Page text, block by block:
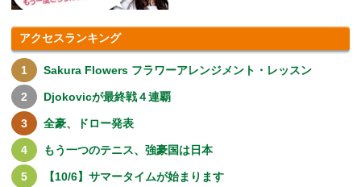
アクセスランキング
Sakura Flowers フラワーアレンジメント・レッスン
Djokovicが最終戦４連覇
全豪、ドロー発表
もう一つのテニス、強豪国は日本
【10/6】サマータイムが始まります